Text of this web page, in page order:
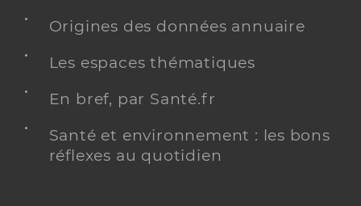
Origines des données annuaire
Les espaces thématiques
En bref, par Santé.fr
Santé et environnement : les bons
réflexes au quotidien